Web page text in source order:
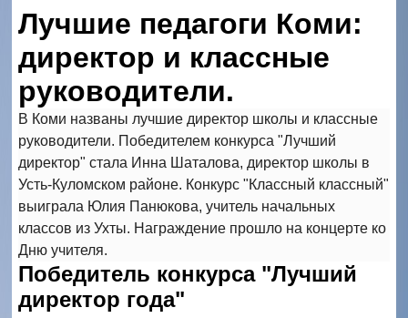
Лучшие педагоги Коми:
директор и классные
руководители.
В Коми названы лучшие директор школы и классные
руководители. Победителем конкурса "Лучший
директор" стала Инна Шаталова, директор школы в
Усть-Куломском районе. Конкурс "Классный классный"
выиграла Юлия Панюкова, учитель начальных
классов из Ухты. Награждение прошло на концерте ко
Дню учителя.
Победитель конкурса "Лучший
директор года"